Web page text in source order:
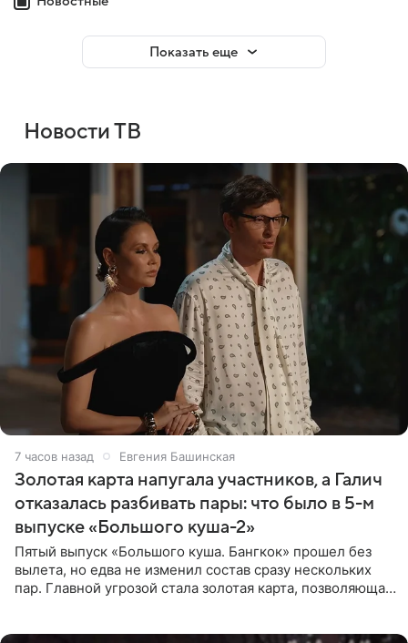
Показать еще
Новости ТВ
7 часов назад Евгения Башинская
Золотая карта напугала участников, а Галич
отказалась разбивать пары: что было в 5-м
выпуске «Большого куша-2»
Пятый выпуск «Большого куша. Бангкок» прошел без
вылета, но едва не изменил состав сразу нескольких
пар. Главной угрозой стала золотая карта, позволяющая